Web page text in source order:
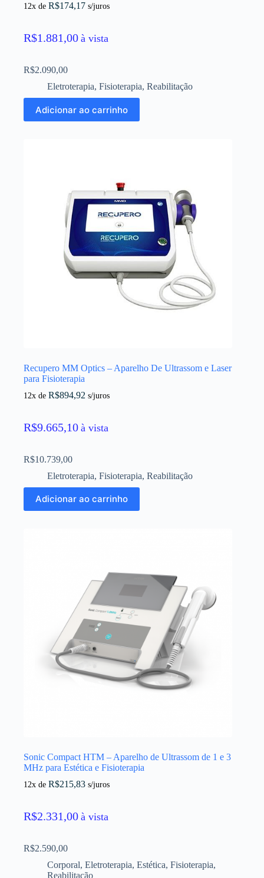
12x de R$174,17 s/juros
R$1.881,00 à vista
R$2.090,00
Eletroterapia, Fisioterapia, Reabilitação
Adicionar ao carrinho
Recupero MM Optics – Aparelho De Ultrassom e Laser
para Fisioterapia
12x de R$894,92 s/juros
R$9.665,10 à vista
R$10.739,00
Eletroterapia, Fisioterapia, Reabilitação
Adicionar ao carrinho
Sonic Compact HTM – Aparelho de Ultrassom de 1 e 3
MHz para Estética e Fisioterapia
12x de R$215,83 s/juros
R$2.331,00 à vista
R$2.590,00
Corporal, Eletroterapia, Estética, Fisioterapia,
Reabilitação